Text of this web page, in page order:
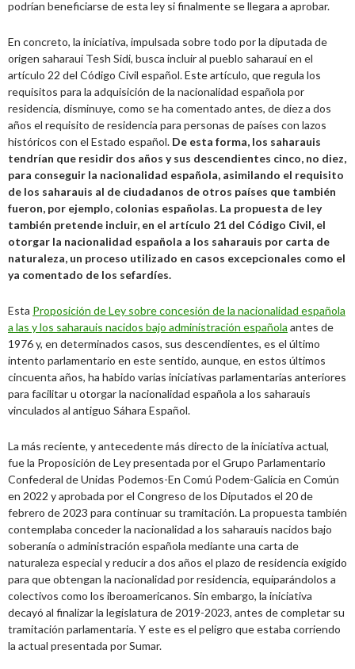
podrían beneficiarse de esta ley si finalmente se llegara a aprobar.
En concreto, la iniciativa, impulsada sobre todo por la diputada de
origen saharaui Tesh Sidi, busca incluir al pueblo saharaui en el
artículo 22 del Código Civil español. Este artículo, que regula los
requisitos para la adquisición de la nacionalidad española por
residencia, disminuye, como se ha comentado antes, de diez a dos
años el requisito de residencia para personas de países con lazos
históricos con el Estado español. De esta forma, los saharauis
tendrían que residir dos años y sus descendientes cinco, no diez,
para conseguir la nacionalidad española, asimilando el requisito
de los saharauis al de ciudadanos de otros países que también
fueron, por ejemplo, colonias españolas. La propuesta de ley
también pretende incluir, en el artículo 21 del Código Civil, el
otorgar la nacionalidad española a los saharauis por carta de
naturaleza, un proceso utilizado en casos excepcionales como el
ya comentado de los sefardíes.
Esta Proposición de Ley sobre concesión de la nacionalidad española
a las y los saharauis nacidos bajo administración española antes de
1976 y, en determinados casos, sus descendientes, es el último
intento parlamentario en este sentido, aunque, en estos últimos
cincuenta años, ha habido varias iniciativas parlamentarias anteriores
para facilitar u otorgar la nacionalidad española a los saharauis
vinculados al antiguo Sáhara Español.
La más reciente, y antecedente más directo de la iniciativa actual,
fue la Proposición de Ley presentada por el Grupo Parlamentario
Confederal de Unidas Podemos-En Comú Podem-Galicia en Común
en 2022 y aprobada por el Congreso de los Diputados el 20 de
febrero de 2023 para continuar su tramitación. La propuesta también
contemplaba conceder la nacionalidad a los saharauis nacidos bajo
soberanía o administración española mediante una carta de
naturaleza especial y reducir a dos años el plazo de residencia exigido
para que obtengan la nacionalidad por residencia, equiparándolos a
colectivos como los iberoamericanos. Sin embargo, la iniciativa
decayó al finalizar la legislatura de 2019-2023, antes de completar su
tramitación parlamentaria. Y este es el peligro que estaba corriendo
la actual presentada por Sumar.